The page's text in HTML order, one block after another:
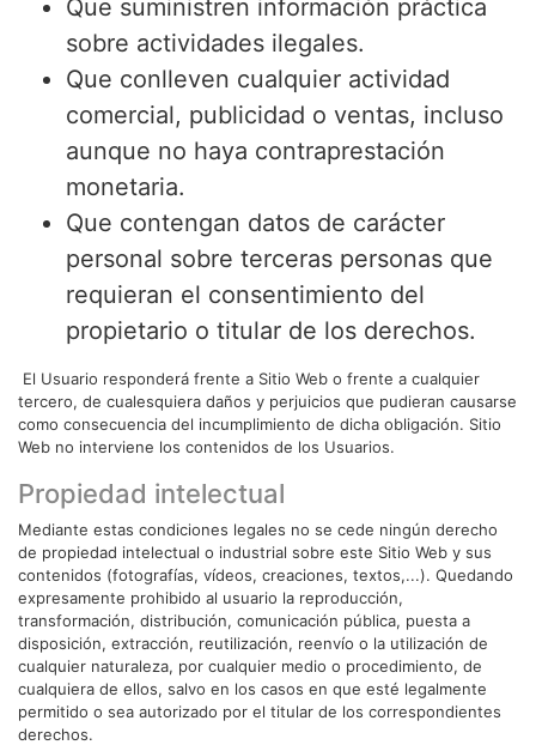
Que suministren información práctica
sobre actividades ilegales.
Que conlleven cualquier actividad
comercial, publicidad o ventas, incluso
aunque no haya contraprestación
monetaria.
Que contengan datos de carácter
personal sobre terceras personas que
requieran el consentimiento del
propietario o titular de los derechos.
El Usuario responderá frente a Sitio Web o frente a cualquier
tercero, de cualesquiera daños y perjuicios que pudieran causarse
como consecuencia del incumplimiento de dicha obligación. Sitio
Web no interviene los contenidos de los Usuarios.
Propiedad intelectual
Mediante estas condiciones legales no se cede ningún derecho
de propiedad intelectual o industrial sobre este Sitio Web y sus
contenidos (fotografías, vídeos, creaciones, textos,...). Quedando
expresamente prohibido al usuario la reproducción,
transformación, distribución, comunicación pública, puesta a
disposición, extracción, reutilización, reenvío o la utilización de
cualquier naturaleza, por cualquier medio o procedimiento, de
cualquiera de ellos, salvo en los casos en que esté legalmente
permitido o sea autorizado por el titular de los correspondientes
derechos.